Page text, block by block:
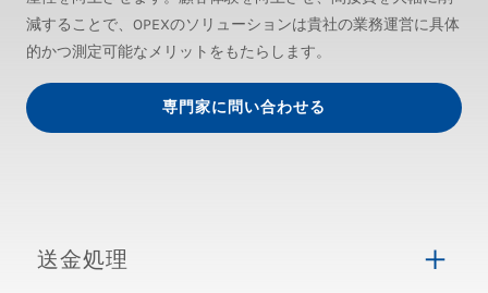
減することで、OPEXのソリューションは貴社の業務運営に具体
的かつ測定可能なメリットをもたらします。
専門家に問い合わせる
送金処理